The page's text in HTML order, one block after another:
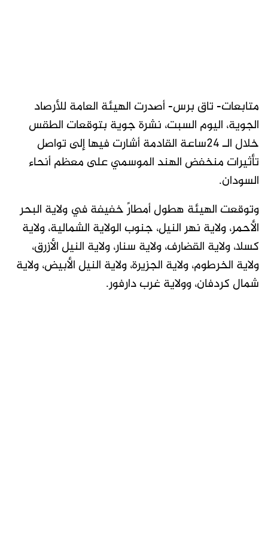
متابعات- تاق برس- أصدرت الهيئة العامة للأرصاد
الجوية، اليوم السبت، نشرة جوية بتوقعات الطقس
خلال الـ 24ساعة القادمة أشارت فيها إلى تواصل
تأثيرات منخفض الهند الموسمي على معظم أنحاء
السودان.
وتوقعت الهيئة هطول أمطارً خفيفة في ولاية البحر
الأحمر، ولاية نهر النيل، جنوب الولاية الشمالية، ولاية
كسلا، ولاية القضارف، ولاية سنار، ولاية النيل الأزرق،
ولاية الخرطوم، ولاية الجزيرة، ولاية النيل الأبيض، ولاية
شمال كردفان، وولاية غرب دارفور.